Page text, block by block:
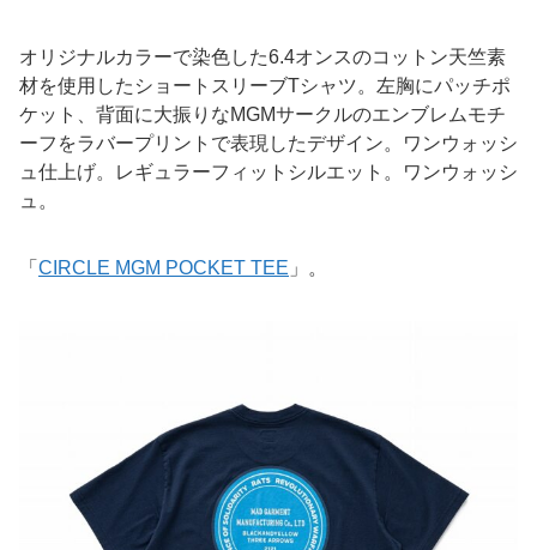
オリジナルカラーで染色した6.4オンスのコットン天竺素
材を使用したショートスリーブTシャツ。左胸にパッチポ
ケット、背面に大振りなMGMサークルのエンブレムモチ
ーフをラバープリントで表現したデザイン。ワンウォッシ
ュ仕上げ。レギュラーフィットシルエット。ワンウォッシ
ュ。
「 CIRCLE MGM POCKET TEE 」。